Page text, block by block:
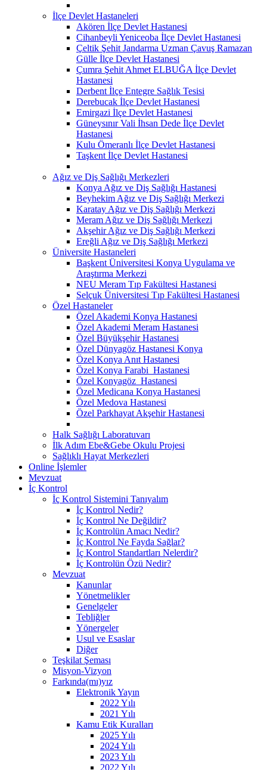
İlçe Devlet Hastaneleri
Akören İlçe Devlet Hastanesi
Cihanbeyli Yeniceoba İlçe Devlet Hastanesi
Çeltik Şehit Jandarma Uzman Çavuş Ramazan
Gülle İlçe Devlet Hastanesi
Çumra Şehit Ahmet ELBUĞA İlçe Devlet
Hastanesi
Derbent İlçe Entegre Sağlık Tesisi
Derebucak İlçe Devlet Hastanesi
Emirgazi İlçe Devlet Hastanesi
Güneysınır Vali İhsan Dede İlçe Devlet
Hastanesi
Kulu Ömeranlı İlçe Devlet Hastanesi
Taşkent İlçe Devlet Hastanesi
Ağız ve Diş Sağlığı Merkezleri
Konya Ağız ve Diş Sağlığı Hastanesi
Beyhekim Ağız ve Diş Sağlığı Merkezi
Karatay Ağız ve Diş Sağlığı Merkezi
Meram Ağız ve Diş Sağlığı Merkezi
Akşehir Ağız ve Diş Sağlığı Merkezi
Ereğli Ağız ve Diş Sağlığı Merkezi
Üniversite Hastaneleri
Başkent Üniversitesi Konya Uygulama ve
Araştırma Merkezi
NEU Meram Tıp Fakültesi Hastanesi
Selçuk Üniversitesi Tıp Fakültesi Hastanesi
Özel Hastaneler
Özel Akademi Konya Hastanesi
Özel Akademi Meram Hastanesi
Özel Büyükşehir Hastanesi
Özel Dünyagöz Hastanesi Konya
Özel Konya Anıt Hastanesi
Özel Konya Farabi Hastanesi
Özel Konyagöz Hastanesi
Özel Medicana Konya Hastanesi
Özel Medova Hastanesi
Özel Parkhayat Akşehir Hastanesi
Halk Sağlığı Laboratuvarı
İlk Adım Ebe&Gebe Okulu Projesi
Sağlıklı Hayat Merkezleri
Online İşlemler
Mevzuat
İç Kontrol
İç Kontrol Sistemini Tanıyalım
İç Kontrol Nedir?
İç Kontrol Ne Değildir?
İç Kontrolün Amacı Nedir?
İç Kontrol Ne Fayda Sağlar?
İç Kontrol Standartları Nelerdir?
İç Kontrolün Özü Nedir?
Mevzuat
Kanunlar
Yönetmelikler
Genelgeler
Tebliğler
Yönergeler
Usul ve Esaslar
Diğer
Teşkilat Şeması
Misyon-Vizyon
Farkında(mı)yız
Elektronik Yayın
2022 Yılı
2021 Yılı
Kamu Etik Kuralları
2025 Yılı
2024 Yılı
2023 Yılı
2022 Yılı